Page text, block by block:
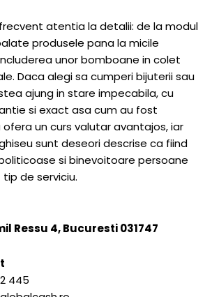
atentia la detalii: de la modul
produsele pana la micile
unor bomboane in colet
Daca alegi sa cumperi bijuterii sau
ajung in stare impecabila, cu
si exact asa cum au fost
un curs valutar avantajos, iar
sunt deseori descrise ca fiind
si binevoitoare persoane
de serviciu.
Ressu 4, Bucuresti 031747
445